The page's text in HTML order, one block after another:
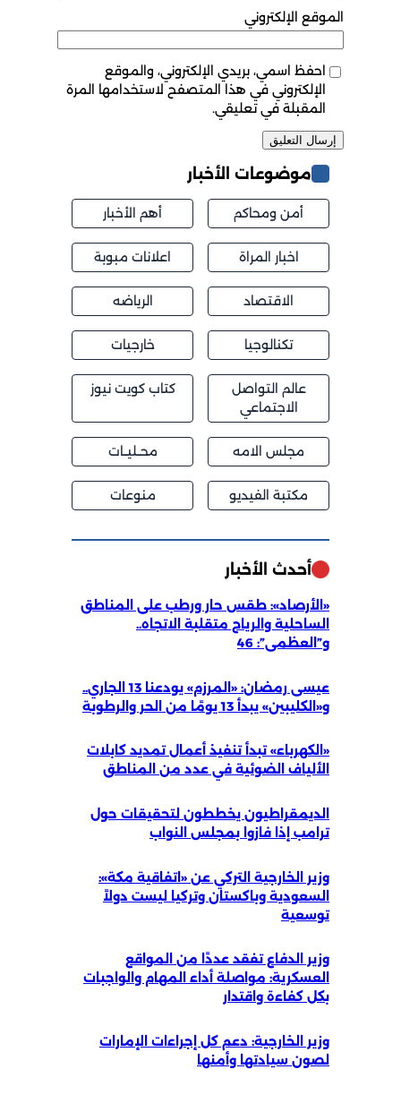
الموقع الإلكتروني
احفظ اسمي، بريدي الإلكتروني، والموقع
الإلكتروني في هذا المتصفح لاستخدامها المرة
المقبلة في تعليقي.
موضوعات الأخبار
أمن ومحاكم أهم الأخبار
اخبار المراة اعلانات مبوبة
الاقتصاد الرياضه
تكنالوجيا خارجيات
عالم التواصل
الاجتماعي
كتاب كويت نيوز
مجلس الامه محــليــات
مكتبة الفيديو منوعات
أحدث الأخبار
«الأرصاد»: طقس حار ورطب على المناطق
الساحلية والرياح متقلبة الاتجاه..
و”العظمى”: 46
عيسى رمضان: «المرزم» يودعنا 13 الجاري..
و«الكليبين» يبدأ 13 يومًا من الحر والرطوبة
«الكهرباء» تبدأ تنفيذ أعمال تمديد كابلات
الألياف الضوئية في عدد من المناطق
الديمقراطيون يخططون لتحقيقات حول
ترامب إذا فازوا بمجلس النواب
وزير الخارجية التركي عن «اتفاقية مكة»:
السعودية وباكستان وتركيا ليست دولاً
توسعية
وزير الدفاع تفقد عددًا من المواقع
العسكرية: مواصلة أداء المهام والواجبات
بكل كفاءة واقتدار
وزير الخارجية: دعم كل إجراءات الإمارات
لصون سيادتها وأمنها